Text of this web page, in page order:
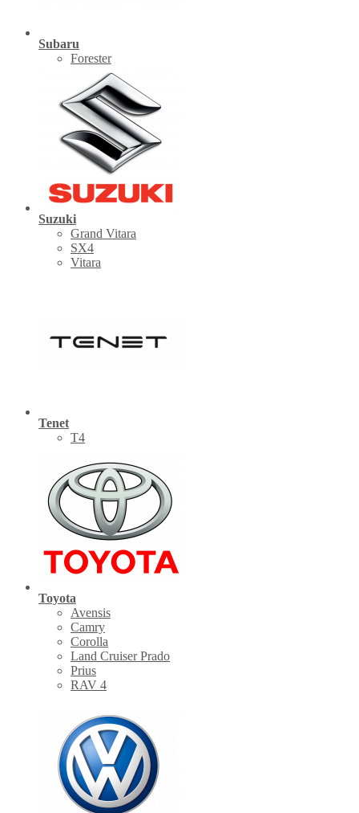
Subaru
Forester
Suzuki
Grand Vitara
SX4
Vitara
Tenet
Т4
Toyota
Avensis
Camry
Corolla
Land Cruiser Prado
Prius
RAV 4